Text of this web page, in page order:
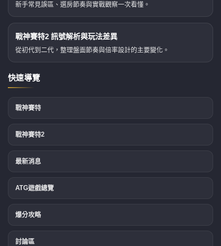
新手常見誤區、選房節奏與實戰觀察一次看懂。
戰神賽特2 訊號解析與玩法差異
從初代到二代，整理盤面節奏與倍率設計的主要變化。
快速導覽
戰神賽特
戰神賽特2
最新消息
ATG遊戲總覽
爆分攻略
討論區